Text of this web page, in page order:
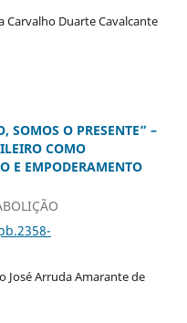
Carvalho Duarte Cavalcante
SOMOS O PRESENTE” –
COMO
E EMPODERAMENTO
José Arruda Amarante de